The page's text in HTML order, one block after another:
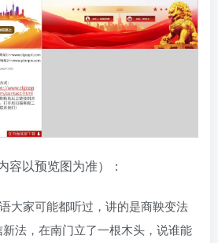
容以预览图为准）：
大家可能都听过，讲的是商鞅变法
法，在南门立了一根木头，说谁能